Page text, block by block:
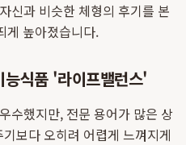
신과 비슷한 체형의 후기를 본
게 높아졌습니다.
식품 '라이프밸런스'
수했지만, 전문 용어가 많은 상
보다 오히려 어렵게 느껴지게